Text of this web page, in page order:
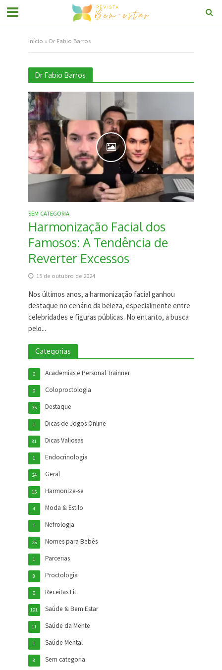
Início » Dr Fabio Barros
Dr Fabio Barros
SEM CATEGORIA
Harmonização Facial dos
Famosos: A Tendência de
Reverter Excessos
15 de outubro de 2024
Nos últimos anos, a harmonização facial ganhou
destaque no cenário da beleza, especialmente entre
celebridades e figuras públicas. No entanto, a busca
pelo...
Categorias
Academias e Personal Trainner
6
Coloproctologia
9
Destaque
35
Dicas de Jogos Online
1
Dicas Valiosas
81
Endocrinologia
1
Geral
24
Harmonize-se
15
Moda & Estilo
4
Nefrologia
1
Nomes para Bebês
25
Parcerias
1
Proctologia
8
Receitas Fit
6
Saúde & Bem Estar
191
Saúde da Mente
11
Saúde Mental
1
Sem categoria
8